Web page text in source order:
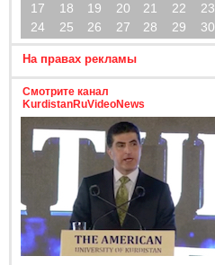
17
18 19 20 21 22
23
24
25 26 27 28 29 30
На правах рекламы
Смотрите канал
KurdistanRuVideoNews